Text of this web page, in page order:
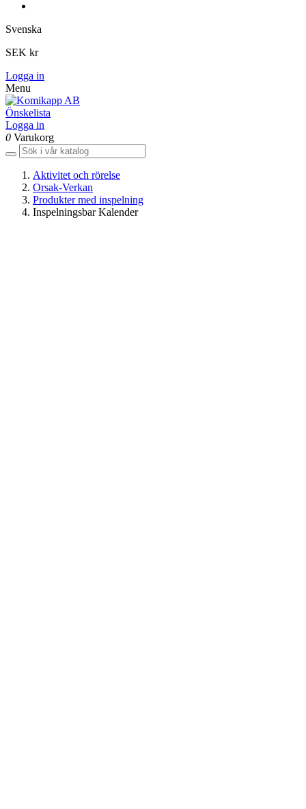
Svenska
SEK kr
Logga in
Menu
Önskelista
Logga in
0 Varukorg
Aktivitet och rörelse
Orsak-Verkan
Produkter med inspelning
Inspelningsbar Kalender